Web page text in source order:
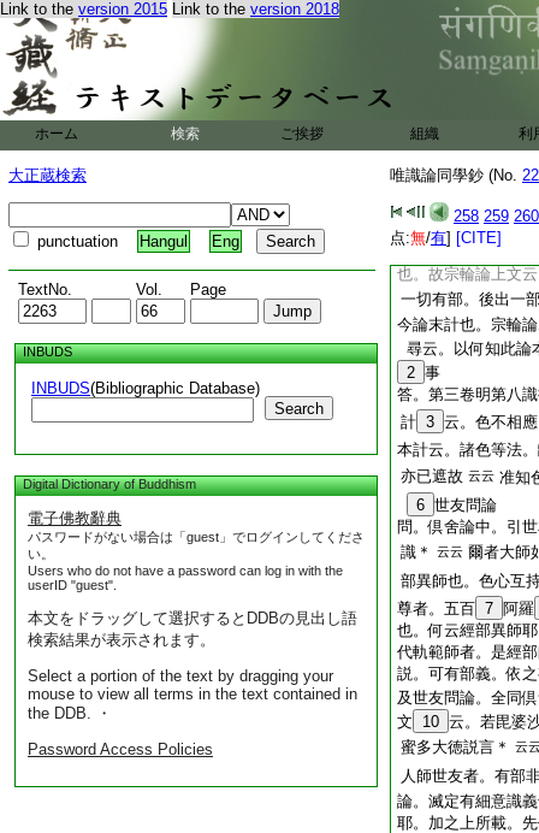
Link to the version 2015 Link to the version 2018
ホーム 検索 ご挨拶 組織 利
大正蔵検索
punctuation Hangul Eng
TextNo. Vol. Page
INBUDS
INBUDS(Bibliographic Database)
Search
Digital Dictionary of Buddhism
電子佛教辭典
パスワードがない場合は「guest」でログインしてくださ
い。
Users who do not have a password can log in with the
userID "guest".
本文をドラッグして選択するとDDBの見出し語
検索結果が表示されます。
Select a portion of the text by dragging your
mouse to view all terms in the text contained in
the DDB. ・
Password Access Policies
唯識論同學鈔 (No.
258 259 260
点:無/有] [CITE]
難思如何
答。經部本末計。
年出世日出論者。
云義也。若
識。後識無種。如
云。上來已破經部
六識。名不離身。
也。故疏云。下破
論經部ノ
本宗同義者
部分出一部。名經
也。故宗輪論上文
一切有部。後出一
今論末計也。宗輪論
尋云。以何知此論
2 事
答。第三卷明第八
計 3 云。色不相
本計云。諸色等法
亦已遮故 云云 准知
6 世友問論
問。倶舍論中。引
識＊
云云 爾者大師
部異師也。色心互
尊者。五百 7 阿羅
也。何云經部異師
代軌範師者。是經
説。可有部義。依
及世友問論。全同
文
10 云。若毘婆
蜜多大徳説言＊
云
人師世友者。有部
論。滅定有細意識
耶。加之上所載。